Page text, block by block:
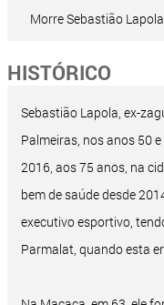
Morre Sebastião Lapola
HISTÓRICO
Sebastião Lapola, ex-
Palmeiras, nos anos 50
2016, aos 75 anos, na
bem de saúde desde
executivo esportivo,
Parmalat, quando esta